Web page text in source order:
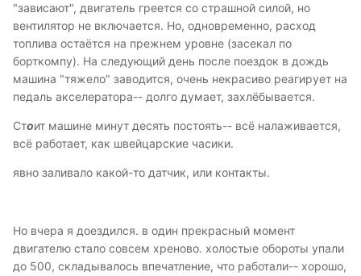
"зависают", двигатель греется со страшной силой, но
вентилятор не включается. Но, одновременно, расход
топлива остаётся на прежнем уровне (засекал по
борткомпу). На следующий день после поездок в дождь
машина "тяжело" заводится, очень некрасиво реагирует на
педаль акселератора-- долго думает, захлёбывается.
Стоит машине минут десять постоять-- всё налаживается,
всё работает, как швейцарские часики.
явно заливало какой-то датчик, или контакты.
Но вчера я доездился. в один прекрасный момент
двигателю стало совсем хреново. холостые обороты упали
до 500, складывалось впечатление, что работали-- хорошо,